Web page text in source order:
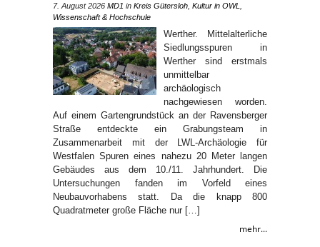
7. August 2026 MD1 in Kreis Gütersloh Kultur in OWL
Wissenschaft & Hochschule
Werther. Mittelalterliche
Siedlungsspuren in
Werther sind erstmals
unmittelbar
archäologisch
nachgewiesen worden.
Auf einem Gartengrundstück an der Ravensberger
Straße entdeckte ein Grabungsteam in
Zusammenarbeit mit der LWL-Archäologie für
Westfalen Spuren eines nahezu 20 Meter langen
Gebäudes aus dem 10./11. Jahrhundert. Die
Untersuchungen fanden im Vorfeld eines
Neubauvorhabens statt. Da die knapp 800
Quadratmeter große Fläche nur […]
mehr...